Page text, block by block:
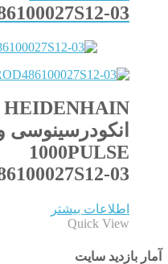
03
HEIDENHAIN
1000PULSE
03
اطلاعات بیشتر
Quick View
آمار بازدید سایت